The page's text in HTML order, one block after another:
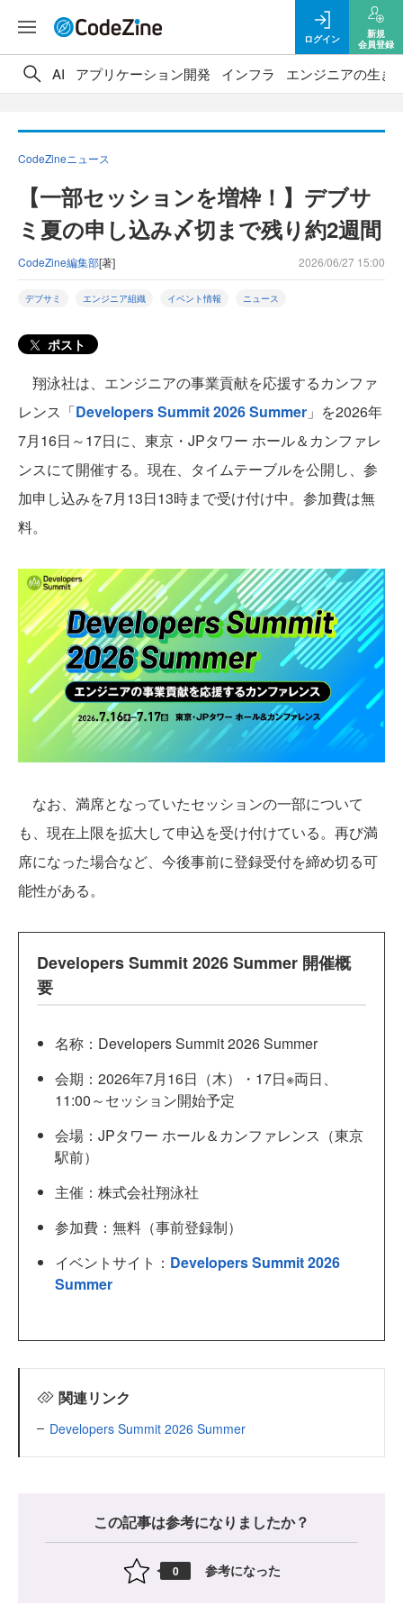
ログイン
新規
会員登録
AI アプリケーション開発 インフラ エンジニアの生き
CodeZineニュース
【一部セッションを増枠！】デブサ
ミ夏の申し込み〆切まで残り約2週間
CodeZine編集部[著] 2026/06/27 15:00
デブサミ エンジニア組織 イベント情報 ニュース
ポスト
翔泳社は、エンジニアの事業貢献を応援するカンファ
レンス「Developers Summit 2026 Summer 」を2026年
7月16日～17日に、東京・JPタワー ホール＆カンファレ
ンスにて開催する。現在、タイムテーブルを公開し、参
加申し込みを7月13日13時まで受け付け中。参加費は無
料。
なお、満席となっていたセッションの一部について
も、現在上限を拡大して申込を受け付けている。再び満
席になった場合など、今後事前に登録受付を締め切る可
能性がある。
Developers Summit 2026 Summer 開催概
要
名称：Developers Summit 2026 Summer
会期：2026年7月16日（木）・17日※両日、
11:00～セッション開始予定
会場：JPタワー ホール＆カンファレンス（東京
駅前）
主催：株式会社翔泳社
参加費：無料（事前登録制）
イベントサイト： Developers Summit 2026
Summer
関連リンク
Developers Summit 2026 Summer
この記事は参考になりましたか？
0 参考になった